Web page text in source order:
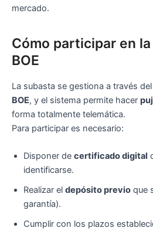
mercado.
Cómo participar en
BOE
La subasta se gestiona a través del
BOE, y el sistema permite hacer
forma totalmente telemática.
Para participar es necesario:
Disponer de certificado digital
identificarse.
Realizar el depósito previo que
garantía).
Cumplir con los plazos